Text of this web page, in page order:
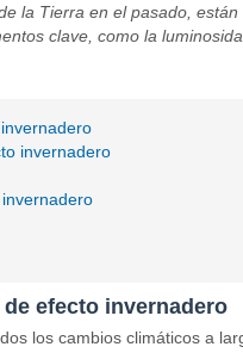
la Tierra en el pasado,
clave, como la
invernadero
efecto invernadero
los cambios climáticos a